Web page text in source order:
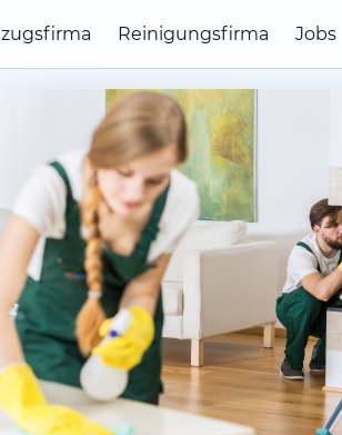
Reinigungsfirma Jobs